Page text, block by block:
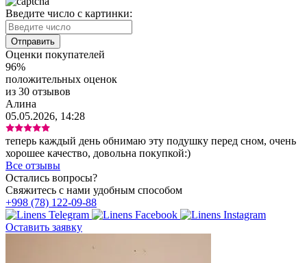
Введите число с картинки:
Оценки покупателей
96%
положительных оценок
из 30 отзывов
Алина
05.05.2026, 14:28
теперь каждый день обнимаю эту подушку перед сном, очень
хорошее качество, довольна покупкой:)
Все отзывы
Остались вопросы?
Свяжитесь с нами удобным способом
+998 (78) 122-09-88
Оставить заявку